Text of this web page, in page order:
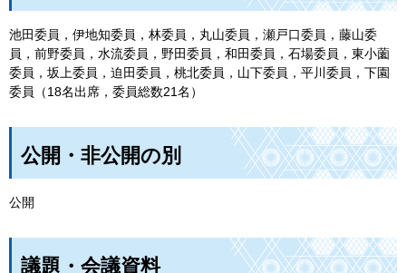
池田委員，伊地知委員，林委員，丸山委員，瀬戸口委員，藤山委
員，前野委員，水流委員，野田委員，和田委員，石場委員，東小薗
委員，坂上委員，迫田委員，桃北委員，山下委員，平川委員，下園
委員（18名出席，委員総数21名）
公開・非公開の別
公開
議題・会議資料